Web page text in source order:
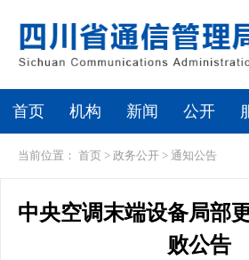
首页 机构 新闻 公开
当前位置： 首页 > 政务公开 > 通知公告
中央空调末端设备局部
败公告